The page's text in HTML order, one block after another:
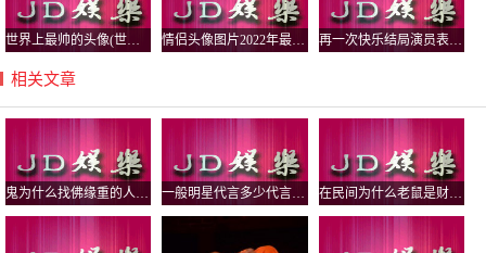
世界上最帅的头像(世界上最帅的头像图片) 情侣头像图片2022年最新头像(情侣头像图片 再一次快乐结局演员表,再一次的结局演员
相关文章
鬼为什么找佛缘重的人，佛缘重的人有啥症状？ 一般明星代言多少代言费啊,明星代言费一 在民间为什么老鼠是财神招财，什么财神手里拿着老鼠？